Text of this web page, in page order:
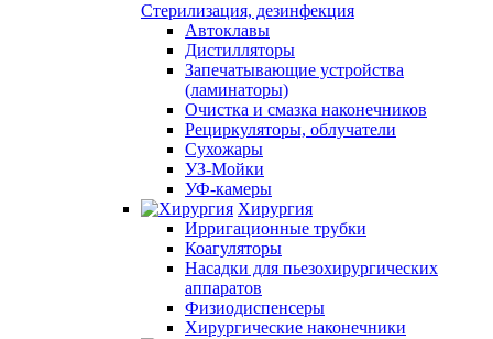
Стерилизация, дезинфекция
Автоклавы
Дистилляторы
Запечатывающие устройства
(ламинаторы)
Очистка и смазка наконечников
Рециркуляторы, облучатели
Сухожары
УЗ-Мойки
УФ-камеры
Хирургия
Ирригационные трубки
Коагуляторы
Насадки для пьезохирургических
аппаратов
Физиодиспенсеры
Хирургические наконечники